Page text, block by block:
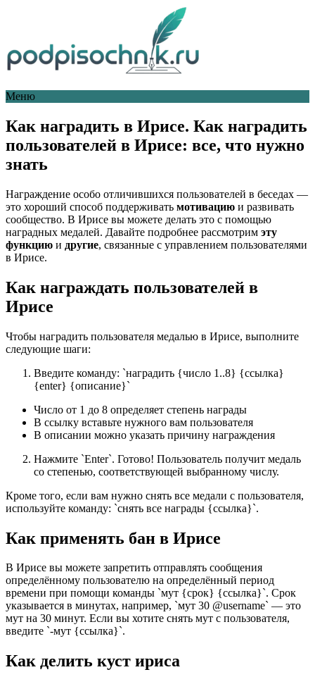
Меню
Как наградить в Ирисе. Как наградить
пользователей в Ирисе: все, что нужно
знать
Награждение особо отличившихся пользователей в беседах —
это хороший способ поддерживать мотивацию и развивать
сообщество. В Ирисе вы можете делать это с помощью
наградных медалей. Давайте подробнее рассмотрим эту
функцию и другие, связанные с управлением пользователями
в Ирисе.
Как награждать пользователей в
Ирисе
Чтобы наградить пользователя медалью в Ирисе, выполните
следующие шаги:
Введите команду: `наградить {число 1..8} {ссылка}
{enter} {описание}`
Число от 1 до 8 определяет степень награды
В ссылку вставьте нужного вам пользователя
В описании можно указать причину награждения
Нажмите `Enter`. Готово! Пользователь получит медаль
со степенью, соответствующей выбранному числу.
Кроме того, если вам нужно снять все медали с пользователя,
используйте команду: `снять все награды {ссылка}`.
Как применять бан в Ирисе
В Ирисе вы можете запретить отправлять сообщения
определённому пользователю на определённый период
времени при помощи команды `мут {срок} {ссылка}`. Срок
указывается в минутах, например, `мут 30 @username` — это
мут на 30 минут. Если вы хотите снять мут с пользователя,
введите `-мут {ссылка}`.
Как делить куст ириса